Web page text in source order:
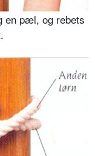
en pæl, og rebets